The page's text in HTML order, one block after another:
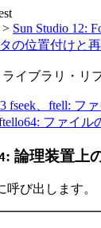
> Sun Studio 12:
の位置付けと
ライブラリ・リ
fseek、ftell: フ
ファイ
: 論理装置上
び出します。